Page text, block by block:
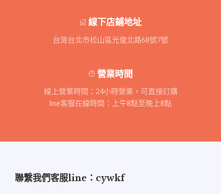
線下店鋪地址
台灣台北市松山區光復北路68號7號
營業時間
線上營業時間：24小時營業，可直接訂購
line客服在線時間：上午8點至晚上8點
聯繫我們客服line：cywkf